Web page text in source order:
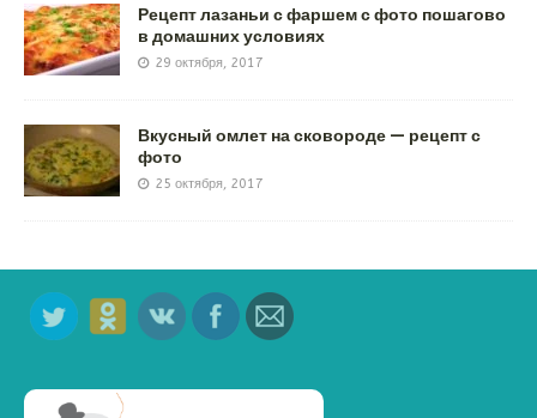
Рецепт лазаньи с фаршем с фото пошагово
в домашних условиях
29 октября, 2017
Вкусный омлет на сковороде — рецепт с
фото
25 октября, 2017